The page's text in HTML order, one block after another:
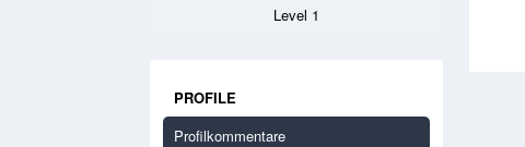
Level 1
PROFILE
Profilkommentare